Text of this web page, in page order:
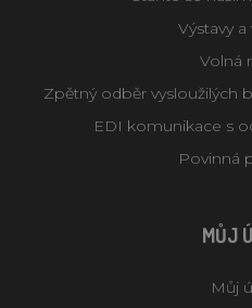
Výstavy
Volná
Zpětný odběr vysloužilých
EDI komunikace s
Povinná
MŮJ
Můj